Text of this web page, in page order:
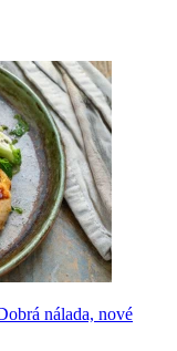
nálada, nové